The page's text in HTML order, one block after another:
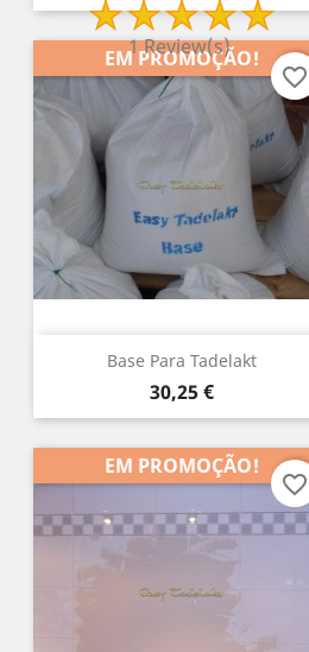
1 Review(s)
Base Para Tadelakt
Preço
30,25 €
EM PROMOÇÃO!
favorite_border
EM PROMOÇÃO!
favorite_border